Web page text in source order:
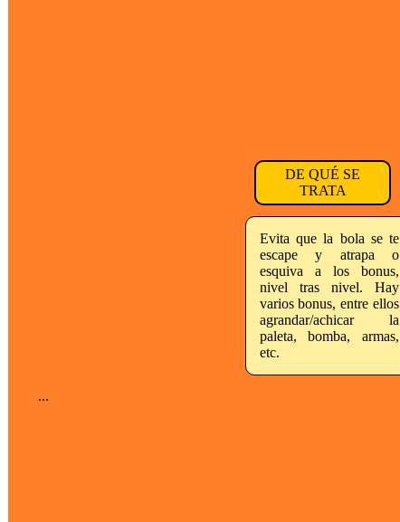
DE QUÉ SE
TRATA
Evita que la bola se te
escape y atrapa o
esquiva a los bonus,
nivel tras nivel. Hay
varios bonus, entre ellos
agrandar/achicar la
paleta, bomba, armas,
etc.
...